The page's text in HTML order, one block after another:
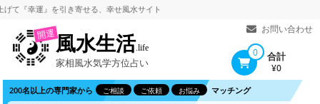
コ
ツ
幸運』を引き寄せる、幸せ風水サイト
お問い合わせ
開運風水生活.life
家相風水気学方位占い
0 合計
¥0
200名以上の専門家から ご相談 ご依頼 お悩み マッチング